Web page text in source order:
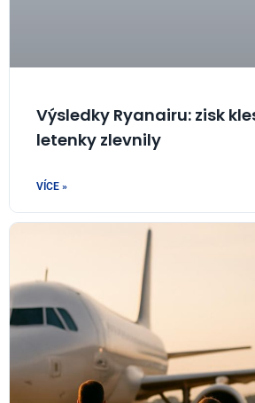
Výsledky Ryanairu: zisk
letenky zlevnily
VÍCE »